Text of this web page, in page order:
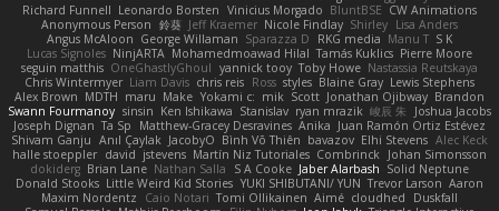
Richard Funnell Leonardo Borsten Vinicius Morgado BluntBSE CW Animations
Anonymous Person 鈴葵 Jeff Kraemer Nicole Findlay Shirley Lisa Anders
Angus McAloon George Willaman Sparazza D RKG media Manu T S K
Lucas Signoles NinjARTA Mohamedmoawad Hilal Tamás Kuklics Pierre Moore
seguin matthis OneGhastlyGhoul yannick tooy Toby Howe Nastassia Reutskaya
Chris Wintermyer Liam Davis chris reis Ross styles Blaine Gray Lewis Stephens
Alex Brown MDTH maru Make Yokami c: mik Scott Jonathan Ojibway Brandon
Swann Fourmanoy sinsin Ken Ishikawa Stanislav ryan mrazik 峻辰 朱
Joshua Jacobs
Joseph Dignan Ta Sp Matthew-Gracey Desravines Anika Juan Ramón Ortiz Estévez
Shivam Ganju Anıl Çaylak JacobyO Bình Võ Thiên bavazov Elhi Stevens Alec Keck
halle stoeppler david jstevens Martín Niz Tutoriales Combrinck
Johan Simonsson
dokiderg Brian Lane Nathan Salla S A Cooke Jaber Alarbash Solid Neptune
Donald Stooks Little Weird Kid Stories YUKI SHIBUTANI/ YUN Trevor Larson Aaron
Maxim Nordentz
Caio Notari Tomi Ollikainen Aimé cloudhed
Duskfall